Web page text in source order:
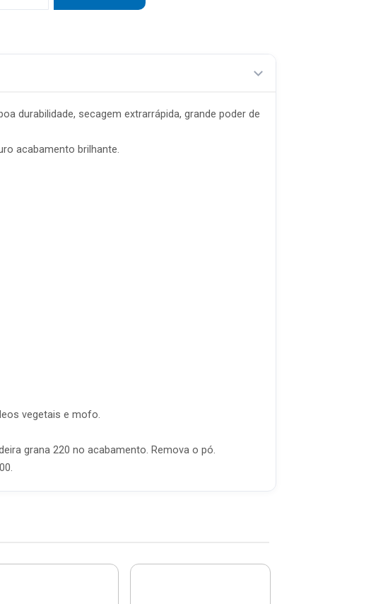
durabilidade, secagem extrarrápida, grande poder de
acabamento brilhante.
vegetais e mofo.
grana 220 no acabamento. Remova o pó.